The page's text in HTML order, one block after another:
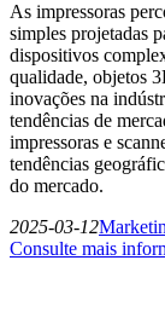
As impressoras
simples projetadas
dispositivos
qualidade, objetos
inovações na
tendências de
impressoras e
tendências
do mercado.
2025-03-12
Consulte mais